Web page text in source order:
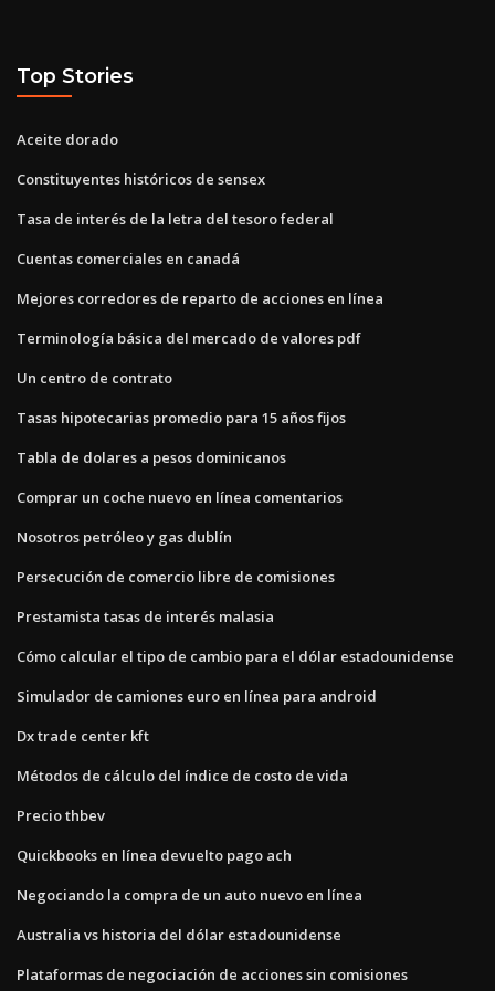
Top Stories
Aceite dorado
Constituyentes históricos de sensex
Tasa de interés de la letra del tesoro federal
Cuentas comerciales en canadá
Mejores corredores de reparto de acciones en línea
Terminología básica del mercado de valores pdf
Un centro de contrato
Tasas hipotecarias promedio para 15 años fijos
Tabla de dolares a pesos dominicanos
Comprar un coche nuevo en línea comentarios
Nosotros petróleo y gas dublín
Persecución de comercio libre de comisiones
Prestamista tasas de interés malasia
Cómo calcular el tipo de cambio para el dólar estadounidense
Simulador de camiones euro en línea para android
Dx trade center kft
Métodos de cálculo del índice de costo de vida
Precio thbev
Quickbooks en línea devuelto pago ach
Negociando la compra de un auto nuevo en línea
Australia vs historia del dólar estadounidense
Plataformas de negociación de acciones sin comisiones